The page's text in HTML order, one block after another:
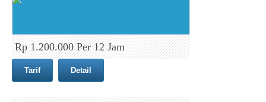
Rp 1.200.000 Per 12 Jam
Tarif Detail